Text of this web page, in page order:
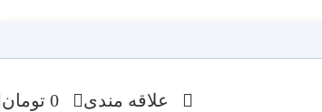
علاقه مندی 0 تومان